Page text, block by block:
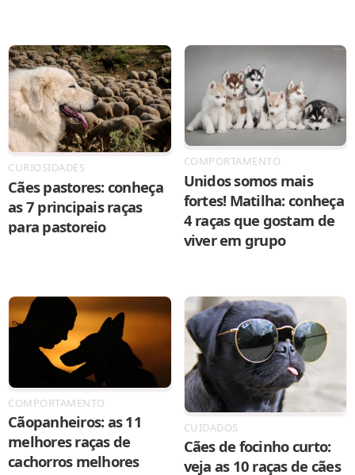
CURIOSIDADES
Cães pastores: conheça
as 7 principais raças
para pastoreio
COMPORTAMENTO
Unidos somos mais
fortes! Matilha: conheça
4 raças que gostam de
viver em grupo
COMPORTAMENTO
Cãopanheiros: as 11
melhores raças de
cachorros melhores
CUIDADOS
Cães de focinho curto:
veja as 10 raças de cães